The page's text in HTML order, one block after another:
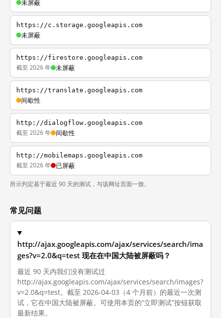
未屏蔽
https://c.storage.googleapis.com
未屏蔽
https://firestore.googleapis.com
截至 2026 年 未屏蔽
https://translate.googleapis.com
间歇性
http://dialogflow.googleapis.com
截至 2026 年 间歇性
http://mobilemaps.googleapis.com
截至 2026 年 已屏蔽
所示判定基于最近 90 天的测试，与该网址页面一致。
常见问题
http://ajax.googleapis.com/ajax/services/search/ima
ges?v=2.0&q=test 现在在中国大陆被屏蔽吗？
最近 90 天内我们没有测试过
http://ajax.googleapis.com/ajax/services/search/images?
v=2.0&q=test。截至 2026-04-03（4 个月前）的最近一次测
试，它在中国大陆被屏蔽。可使用本页的“立即测试”按钮获取
最新结果。